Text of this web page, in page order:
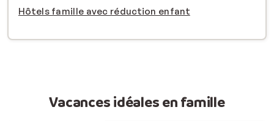
Hôtels famille avec réduction enfant
Vacances idéales en famille